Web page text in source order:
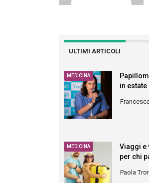
ULTIMI ARTICOLI
MEDICINA
in estate
MEDICINA
Viaggi e
per chi
Paola